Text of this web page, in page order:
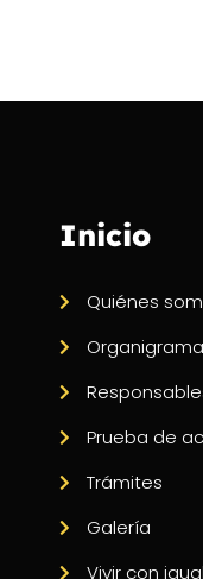
Inicio
Quiénes
Organigrama
Prueba de
Trámites
Galería
Vivir con